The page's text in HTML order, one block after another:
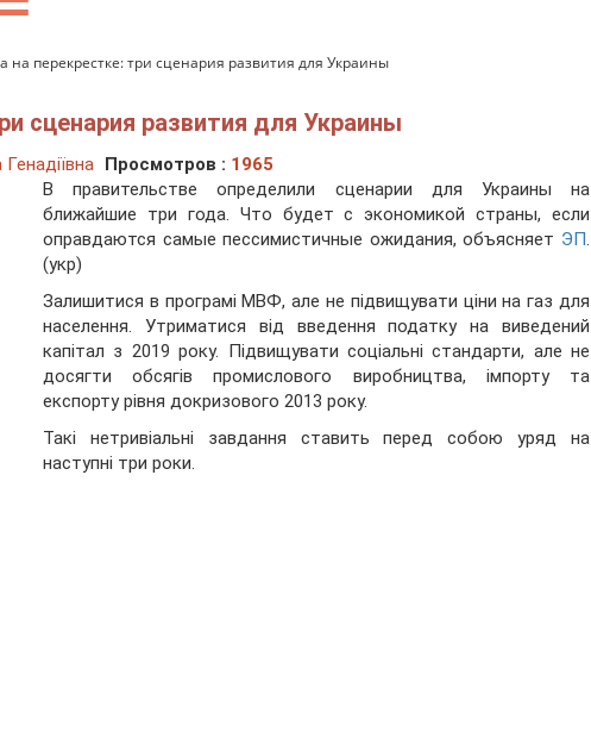
на перекрестке: три сценария развития для Украины
сценария развития для Украины
Просмотров : 1965
В правительстве определили сценарии для Украины на
ближайшие три года. Что будет с экономикой страны, если
оправдаются самые пессимистичные ожидания, объясняет ЭП.
(укр)
Залишитися в програмі МВФ, але не підвищувати ціни на газ для
населення. Утриматися від введення податку на виведений
капітал з 2019 року. Підвищувати соціальні стандарти, але не
досягти обсягів промислового виробництва, імпорту та
експорту рівня докризового 2013 року.
Такі нетривіальні завдання ставить перед собою уряд на
наступні три роки.